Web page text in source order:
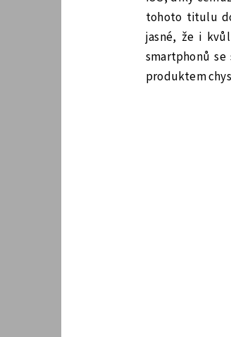
tohoto titulu
jasné, že i
smartphonů
produktem